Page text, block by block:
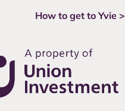
How to get to Yvie >